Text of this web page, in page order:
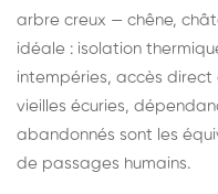
arbre creux — chêne,
idéale : isolation
intempéries, accès direct
vieilles écuries,
abandonnés sont les
de passages humains.